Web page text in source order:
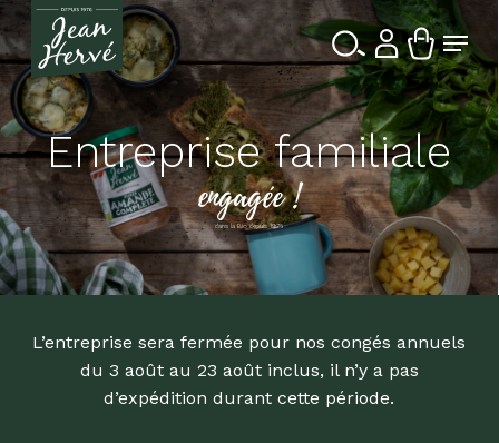
Passer
au
contenu
principalRecherche
de
produits
Menu
Entreprise familiale
engagée !
dans la Bio depuis 1976
L’entreprise sera fermée pour nos congés annuels
du 3 août au 23 août inclus, il n’y a pas
d’expédition durant cette période.
le
menu